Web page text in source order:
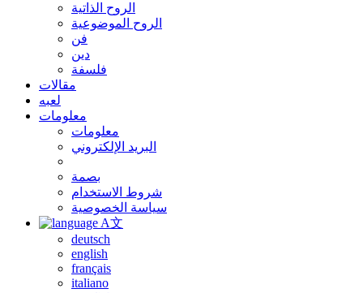
الروح الذاتية
الروح الموضوعية
فن
دين
فلسفة
مقالات
لعبه
معلومات
معلومات
البريد الإلكتروني
بصمة
شروط الاستخدام
سياسة الخصوصية
A文
deutsch
english
français
italiano